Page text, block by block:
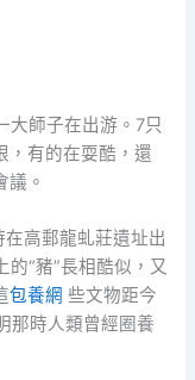
大師子在出游。7只
，有的在耍酷，還
議。
高郵龍虬莊遺址出
“豬”長相酷似，又
包養網 些文物距今
那時人類曾經圈養